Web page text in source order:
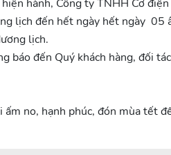
hành, Công ty TNHH Cơ
lịch đến hết ngày hết ngày 05
lịch.
báo đến Quý khách hàng, đối
no, hạnh phúc, đón mùa tết